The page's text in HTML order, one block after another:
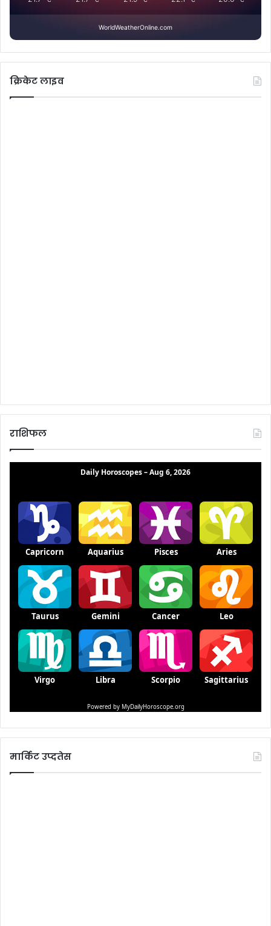
WorldWeatherOnline.com
क्रिकेट लाइव
राशिफल
मार्किट उप्दतेस